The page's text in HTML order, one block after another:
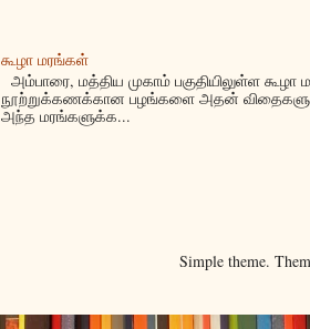
கூழா மரங்கள்
அம்பாரை, மத்திய முகாம் பகுதியிலுள்ள கூழா
நூற்றுக்கணக்கான பழங்களை அதன்
அந்த மரங்களுக்க...
Simple theme.